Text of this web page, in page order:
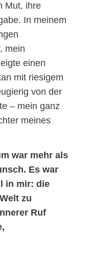
Mut, ihre
In meinem
mein
einen
mit riesigem
von der
– mein ganz
meines
war mehr als
Es war
in mir: die
zu
Ruf